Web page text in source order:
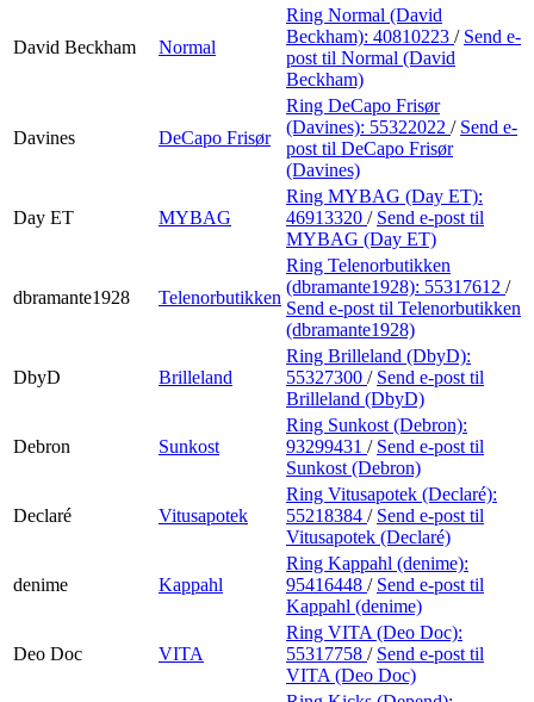
David Beckham Normal
Ring Normal (David
Beckham): 40810223 / Send e-
post til Normal (David
Beckham)
Davines DeCapo Frisør
Ring DeCapo Frisør
(Davines): 55322022 / Send e-
post til DeCapo Frisør
(Davines)
Day ET MYBAG
Ring MYBAG (Day ET):
46913320 / Send e-post til
MYBAG (Day ET)
dbramante1928 Telenorbutikken
Ring Telenorbutikken
(dbramante1928): 55317612 /
Send e-post til Telenorbutikken
(dbramante1928)
DbyD Brilleland
Ring Brilleland (DbyD):
55327300 / Send e-post til
Brilleland (DbyD)
Debron Sunkost
Ring Sunkost (Debron):
93299431 / Send e-post til
Sunkost (Debron)
Declaré Vitusapotek
Ring Vitusapotek (Declaré):
55218384 / Send e-post til
Vitusapotek (Declaré)
denime Kappahl
Ring Kappahl (denime):
95416448 / Send e-post til
Kappahl (denime)
Deo Doc VITA
Ring VITA (Deo Doc):
55317758 / Send e-post til
VITA (Deo Doc)